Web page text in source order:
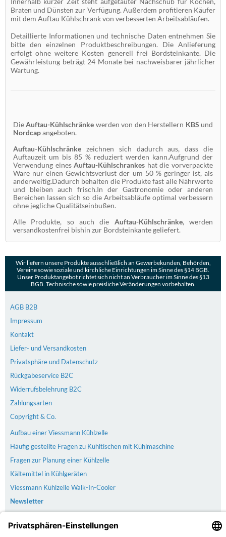
Braten und Dünsten zur Verfügung. Außerdem profitieren Käufer
mit dem Auftau Kühlschrank von verbesserten Arbeitsabläufen.
Detaillierte Informationen und technische Daten entnehmen Sie
bitte den einzelnen Produktbeschreibungen. Die Anlieferung
erfolgt ohne weitere Kosten generell frei Bordsteinkante. Die
Gewährleistung beträgt 24 Monate bei nachweisbarer jährlicher
Wartung.
DieAuftau-Kühlschränke werden von den Herstellern KBS und
Nordcapangeboten.
Auftau-Kühlschränke zeichnen sich dadurch aus, dass die
Auftauzeit um bis 85 % reduziert werden kann.Aufgrund der
Verwendung einesAuftau-Kühlschrankes hat die vorverpackte
Ware nur einen Gewichtsverlust der um 50 % geringer ist, als
anderweitig.Dadurch behalten die Produkte fast alle Nährwerte
und bleiben auch frisch.In der Gastronomie oder anderen
Bereichen lassen sich so die Arbeitsabläufe optimal verbessern
ohne jegliche Qualitätseinbußen.
Alle Produkte, so auch die Auftau-Kühlschränke, werden
versandkostenfrei bishin zur Bordsteinkante geliefert.
Wir liefern unsere Produkte ausschließlich an Gewerbekunden, Behörden,
Vereine sowie soziale und kirchliche Einrichtungen im Sinne des §14 BGB.
Unser Produktangebot richtet sich nicht an Verbraucher im Sinne des §13
BGB. Technische sowie preisliche Veränderungen vorbehalten.
AGB B2B
Impressum
Kontakt
Liefer- und Versandkosten
Privatsphäre und Datenschutz
Rückgabeservice B2C
Widerrufsbelehrung B2C
Zahlungsarten
Copyright & Co.
Aufbau einer Viessmann Kühlzelle
Häufig gestellte Fragen zu Kühltischen mit Kühlmaschine
Fragen zur Planung einer Kühlzelle
Kältemittel in Kühlgeräten
Viessmann Kühlzelle Walk-In-Cooler
Newsletter
Der Versand erfolgt kostenlos & versichert ab 100€ Bestellwert